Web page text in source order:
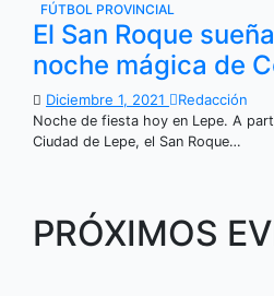
FÚTBOL PROVINCIAL
El San Roque
noche mágica de
Diciembre 1, 2021 Redacción
Noche de fiesta hoy en Lepe. A
Ciudad de Lepe, el San Roque…
PRÓXIMOS